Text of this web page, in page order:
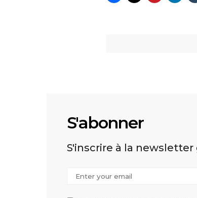
S'abonner
S'inscrire à la